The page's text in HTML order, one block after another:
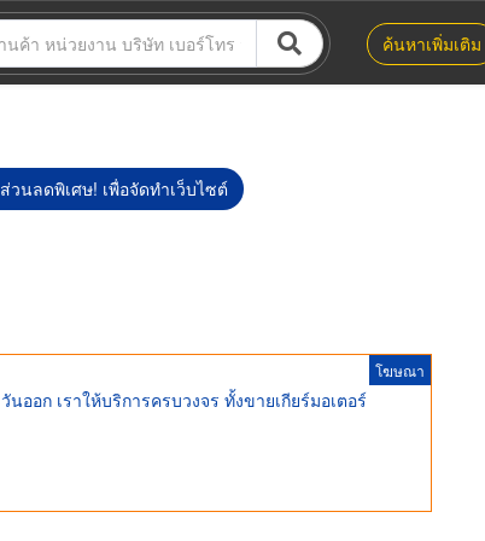
ค้นหาเพิ่มเติม
นลดพิเศษ! เพื่อจัดทำเว็บไซต์
โฆษณา
ออก เราให้บริการครบวงจร ทั้งขายเกียร์มอเตอร์